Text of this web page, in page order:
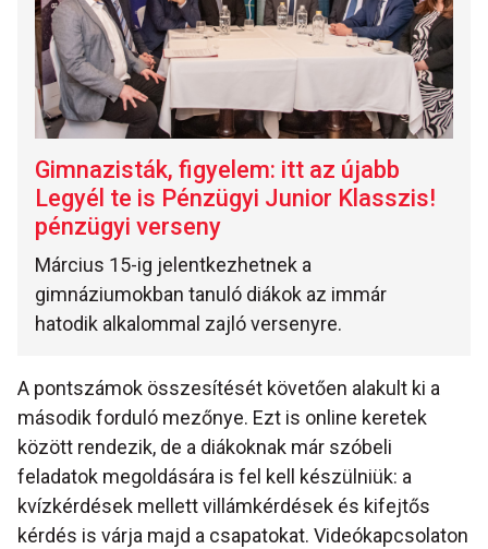
Gimnazisták, figyelem: itt az újabb
Legyél te is Pénzügyi Junior Klasszis!
pénzügyi verseny
Március 15-ig jelentkezhetnek a
gimnáziumokban tanuló diákok az immár
hatodik alkalommal zajló versenyre.
A pontszámok összesítését követően alakult ki a
második forduló mezőnye. Ezt is online keretek
között rendezik, de a diákoknak már szóbeli
feladatok megoldására is fel kell készülniük: a
kvízkérdések mellett villámkérdések és kifejtős
kérdés is várja majd a csapatokat. Videókapcsolaton